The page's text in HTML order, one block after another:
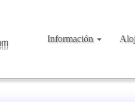
Información